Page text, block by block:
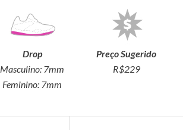
Drop
Masculino: 7mm
Feminino: 7mm
Preço Sugerido
R$229